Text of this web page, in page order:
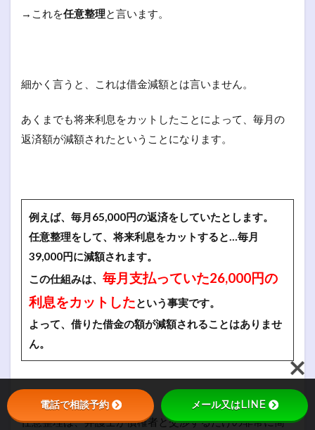
→これを任意整理と言います。
細かく言うと、これは借金減額とは言いません。
あくまでも将来利息をカットしたことによって、毎月の
返済額が減額されたということになります。
例えば、毎月65,000円の返済をしていたとします。
任意整理をして、将来利息をカットすると…毎月
39,000円に減額されます。
この仕組みは、 毎月支払っていた26,000円の
利息をカットしたという事実です。
よって、借りた借金の額が減額されることはありませ
ん。
任意整理は、弁護士が債権者と交渉するだけの非常に簡
電話で相談予約 メール又はLINE